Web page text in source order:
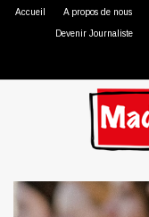
Accueil A propos de nous
Devenir Journaliste